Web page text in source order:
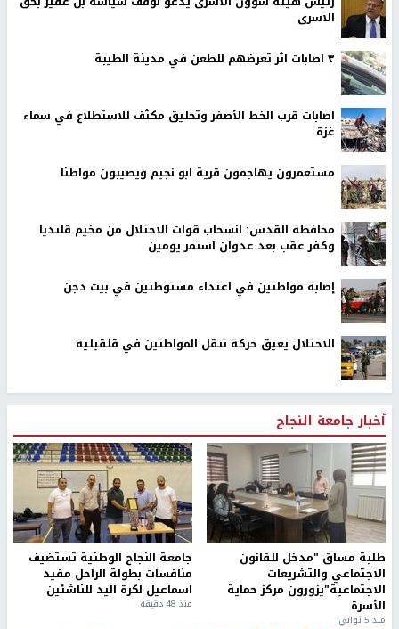
الاسرى
٣ اصابات اثر تعرضهم للطعن في مدينة الطيبة
اصابات قرب الخط الأصفر وتحليق مكثف للاستطلاع في سماء
غزة
مستعمرون يهاجمون قرية ابو نجيم ويصيبون مواطنا
محافظة القدس: انسحاب قوات الاحتلال من مخيم قلنديا
وكفر عقب بعد عدوان استمر يومين
إصابة مواطنين في اعتداء مستوطنين في بيت دجن
الاحتلال يعيق حركة تنقل المواطنين في قلقيلية
أخبار جامعة النجاح
طلبة مساق "مدخل للقانون
الاجتماعي والتشريعات
الاجتماعية"يزورون مركز حماية
الأسرة
منذ 5 ثواني
جامعة النجاح الوطنية تستضيف
منافسات بطولة الراحل مفيد
اسماعيل لكرة اليد للناشئين
منذ 48 دقيقة